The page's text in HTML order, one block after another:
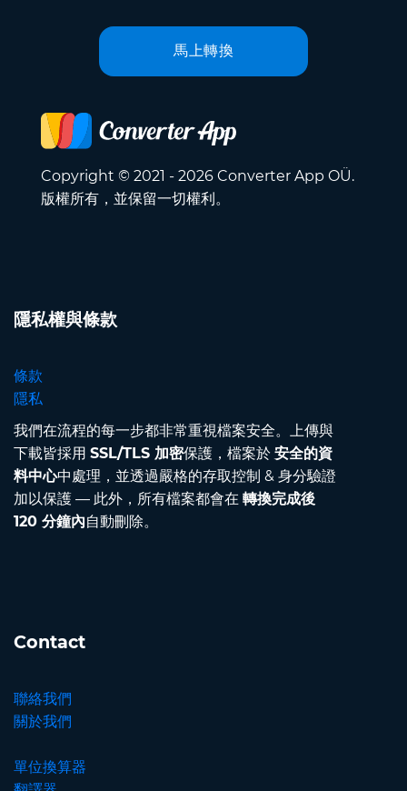
馬上轉換
Copyright © 2021 - 2026 Converter App OÜ.
版權所有，並保留一切權利。
隱私權與條款
條款
隱私
我們在流程的每一步都非常重視檔案安全。上傳與
下載皆採用 SSL/TLS 加密保護，檔案於 安全的資
料中心中處理，並透過嚴格的存取控制 & 身分驗證
加以保護 — 此外，所有檔案都會在 轉換完成後
120 分鐘內自動刪除。
Contact
聯絡我們
關於我們
單位換算器